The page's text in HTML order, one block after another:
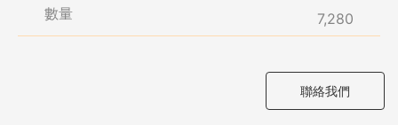
數量 7,280
聯絡我們